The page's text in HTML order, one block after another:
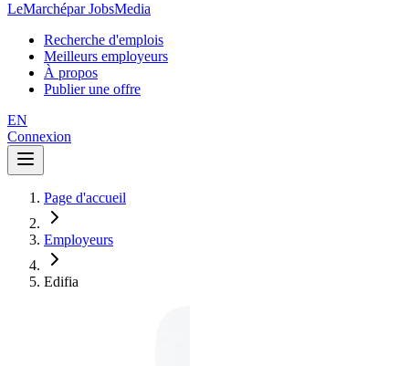
LeMarchépar JobsMedia
Recherche d'emplois
Meilleurs employeurs
À propos
Publier une offre
EN
Connexion
Page d'accueil
Employeurs
Edifia